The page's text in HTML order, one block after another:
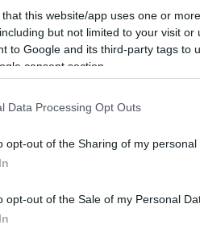
that this website/app uses one or
but not limited to your visit
to Google and its third-party tags to
consent section.
Data Processing Opt Outs
opt-out of the Sharing of my personal
opt-out of the Sale of my Personal
τους και η
το παιδί.
Σεβαστών και όλοι
και πάλι πως θα είναι
από τον χωρισμό
του Νικηφόρου. Πώς
τον προκαλεί;